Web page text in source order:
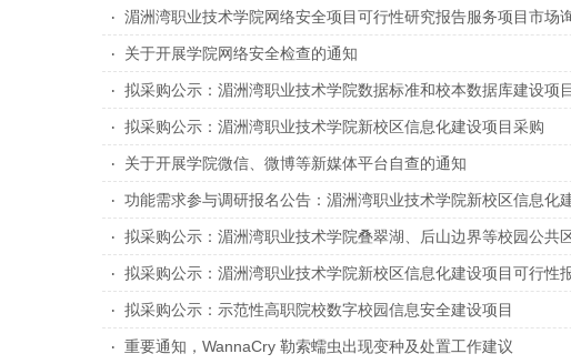
湄洲湾职业技术学院网络安全项目可行性研究报告服务项目市场
关于开展学院网络安全检查的通知
拟采购公示：湄洲湾职业技术学院数据标准和校本数据库建设项
拟采购公示：湄洲湾职业技术学院新校区信息化建设项目采购
关于开展学院微信、微博等新媒体平台自查的通知
功能需求参与调研报名公告：湄洲湾职业技术学院新校区信息
拟采购公示：湄洲湾职业技术学院叠翠湖、后山边界等校园公共
拟采购公示：湄洲湾职业技术学院新校区信息化建设项目可行性
拟采购公示：示范性高职院校数字校园信息安全建设项目
重要通知，WannaCry 勒索蠕虫出现变种及处置工作建议